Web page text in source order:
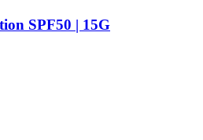
SPF50 | 15G